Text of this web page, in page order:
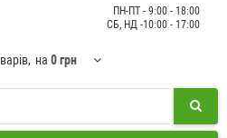
ПН-ПТ - 9:00 - 18:00
СБ, НД -10:00 - 17:00
на 0 грн